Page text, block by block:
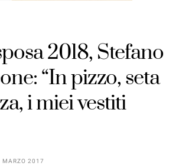
2018, Stefano
“In pizzo, seta
i miei vestiti
MARZO 2017